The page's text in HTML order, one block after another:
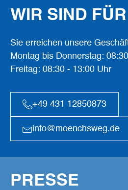
WIR SIND
Sie erreichen unsere
Montag bis Donnerstag:
Freitag: 08:30 - 13:00 Uhr
+49 431 12850873
info@moenchsweg.de
PRESSE